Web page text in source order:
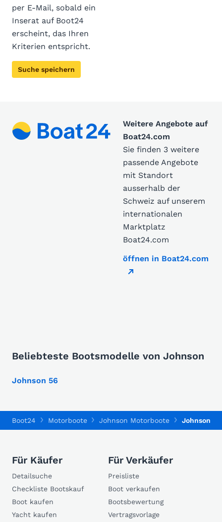
per E-Mail, sobald ein
Inserat auf Boot24
erscheint, das Ihren
Kriterien entspricht.
Suche speichern
Weitere Angebote auf
Boat24.com
Sie finden 3 weitere
passende Angebote
mit Standort
ausserhalb der
Schweiz auf unserem
internationalen
Marktplatz
Boat24.com
öffnen in Boat24.com
Beliebteste Bootsmodelle von Johnson
Johnson 56
Boot24 Motorboote Johnson Motorboote Johnson 56
Für Käufer
Detailsuche
Checkliste Bootskauf
Boot kaufen
Yacht kaufen
Für Verkäufer
Preisliste
Boot verkaufen
Bootsbewertung
Vertragsvorlage